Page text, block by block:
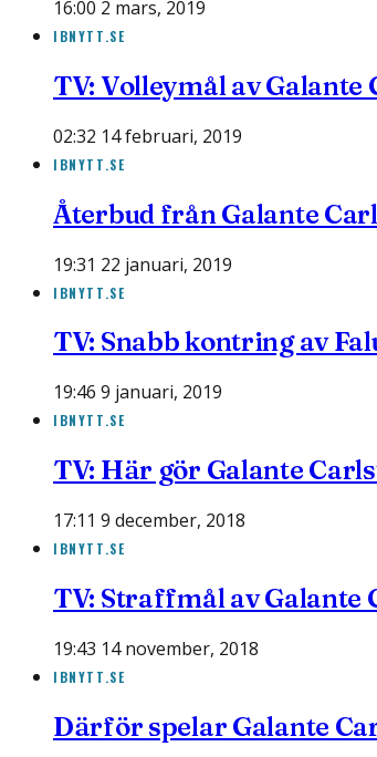
16:00 2 mars, 2019
IBNYTT.SE
TV: Volleymål av
02:32 14 februari, 2019
IBNYTT.SE
Återbud från Galante
19:31 22 januari, 2019
IBNYTT.SE
TV: Snabb kontring av
19:46 9 januari, 2019
IBNYTT.SE
TV: Här gör Galante
17:11 9 december, 2018
IBNYTT.SE
TV: Straffmål av Galante
19:43 14 november, 2018
IBNYTT.SE
Därför spelar Galante